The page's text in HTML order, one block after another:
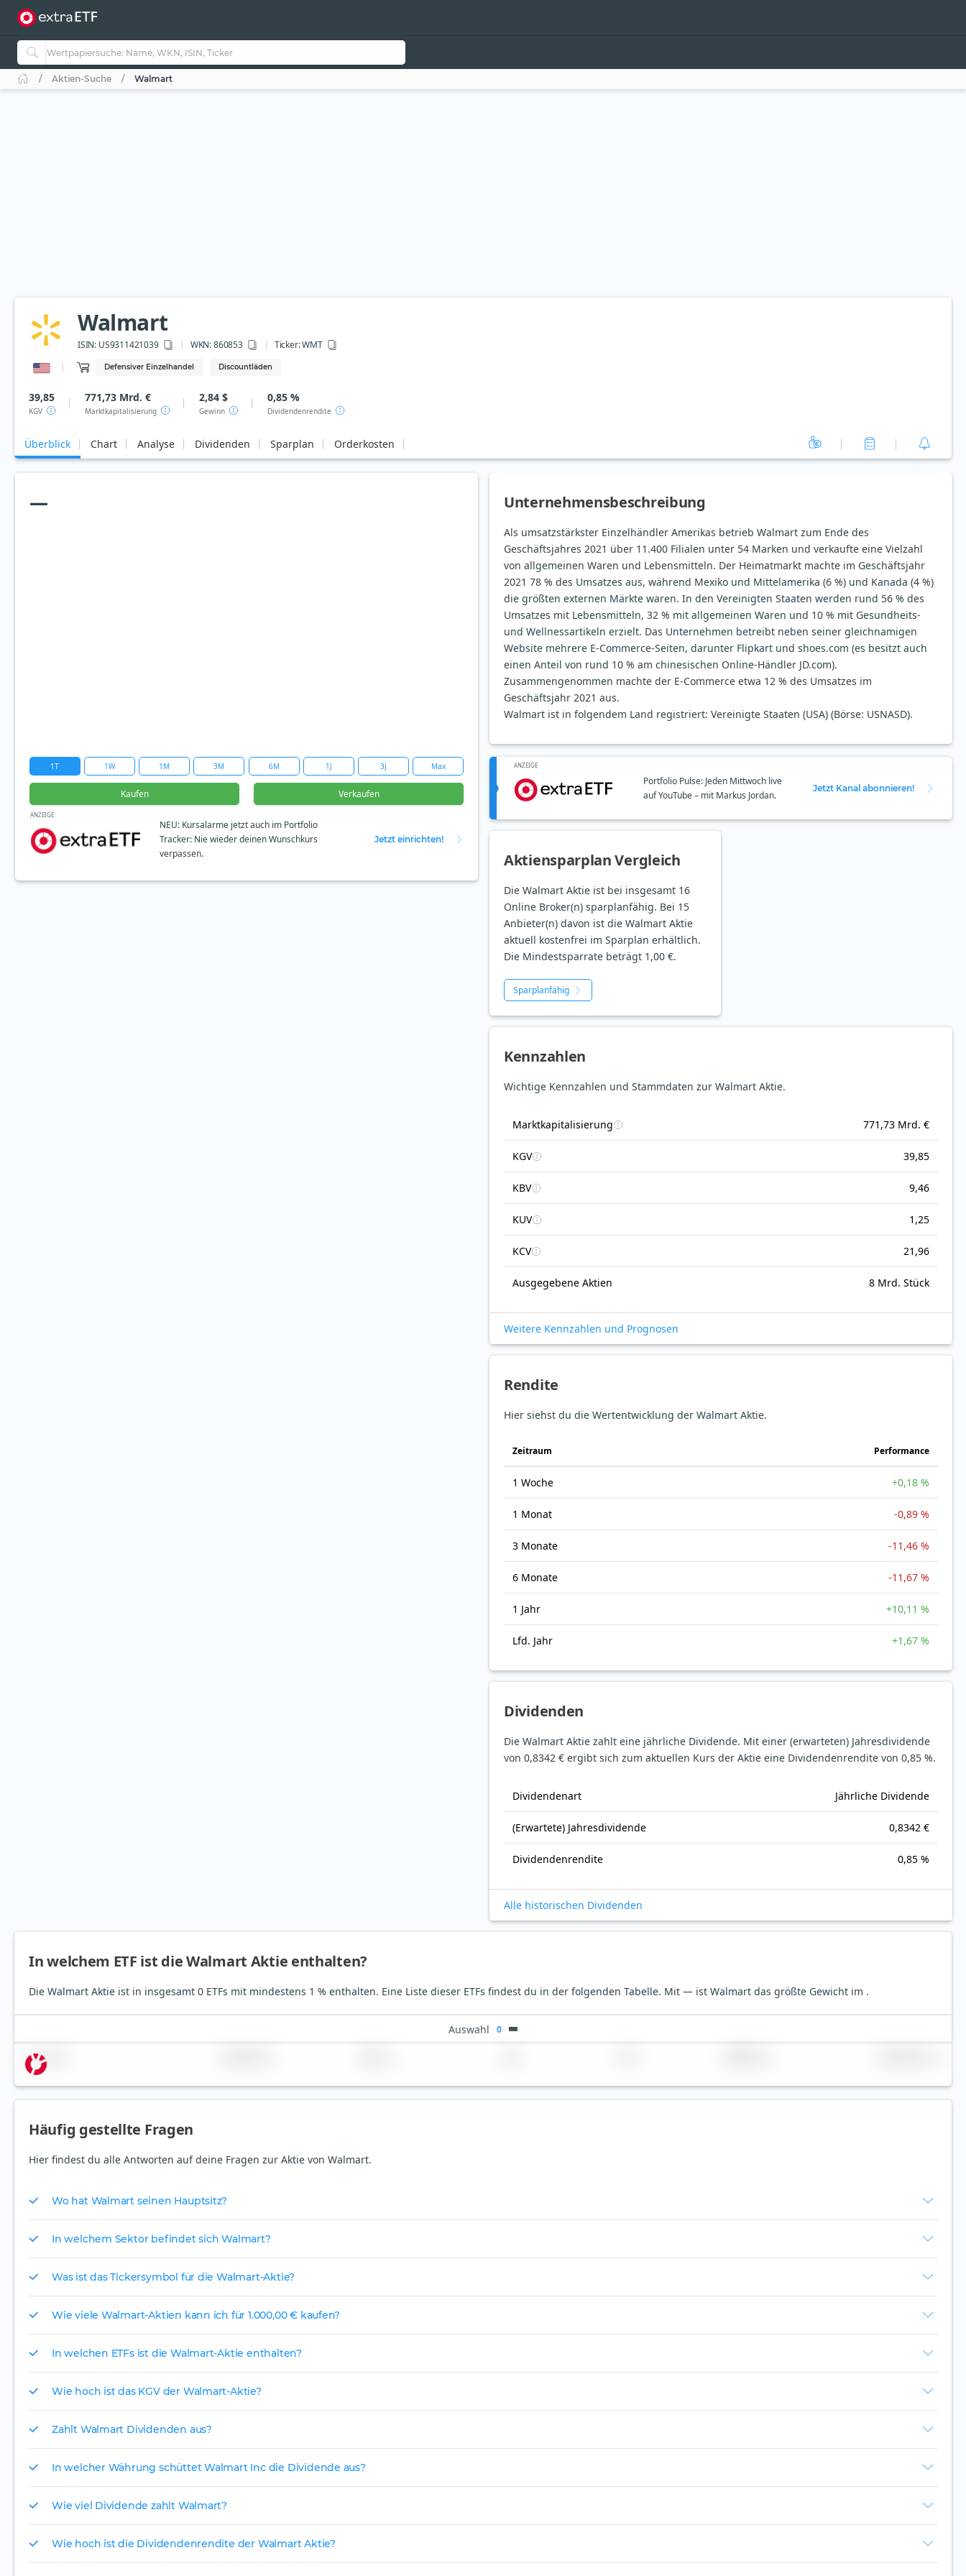
Aktien-Suche Walmart
Walmart
ISIN: US9311421039 WKN: 860853 Ticker:WMT
Defensiver Einzelhandel Discountläden
39,85
KGV
771,73 Mrd. €
Marktkapitalisierung
2,84 $
Gewinn
0,85 %
Dividendenrendite
Überblick Chart Analyse Dividenden Sparplan Orderkosten
—
1T 1W 1M 3M 6M 1J 3J Max
Kaufen Verkaufen
ANZEIGE
NEU: Kursalarme jetzt auch im Portfolio
Tracker: Nie wieder deinen Wunschkurs
verpassen.
Jetzt einrichten!
Unternehmensbeschreibung
Als umsatzstärkster Einzelhändler Amerikas betrieb Walmart zum Ende des
Geschäftsjahres 2021 über 11.400 Filialen unter 54 Marken und verkaufte eine Vielzahl
von allgemeinen Waren und Lebensmitteln. Der Heimatmarkt machte im Geschäftsjahr
2021 78 % des Umsatzes aus, während Mexiko und Mittelamerika (6 %) und Kanada (4 %)
die größten externen Märkte waren. In den Vereinigten Staaten werden rund 56 % des
Umsatzes mit Lebensmitteln, 32 % mit allgemeinen Waren und 10 % mit Gesundheits-
und Wellnessartikeln erzielt. Das Unternehmen betreibt neben seiner gleichnamigen
Website mehrere E-Commerce-Seiten, darunter Flipkart und shoes.com (es besitzt auch
einen Anteil von rund 10 % am chinesischen Online-Händler JD.com).
Zusammengenommen machte der E-Commerce etwa 12 % des Umsatzes im
Geschäftsjahr 2021 aus.
Walmart ist in folgendem Land registriert: Vereinigte Staaten (USA) (Börse: USNASD).
ANZEIGE
Portfolio Pulse: Jeden Mittwoch live
auf YouTube – mit Markus Jordan.
Jetzt Kanal abonnieren!
Aktiensparplan Vergleich
Die Walmart Aktie ist bei insgesamt 16
Online Broker(n) sparplanfähig. Bei 15
Anbieter(n) davon ist die Walmart Aktie
aktuell kostenfrei im Sparplan erhältlich.
Die Mindestsparrate beträgt 1,00 €.
Sparplanfähig
Kennzahlen
Wichtige Kennzahlen und Stammdaten zur Walmart Aktie.
Marktkapitalisierung 771,73 Mrd. €
KGV 39,85
KBV 9,46
KUV 1,25
KCV 21,96
Ausgegebene Aktien 8 Mrd. Stück
Weitere Kennzahlen und Prognosen
Rendite
Hier siehst du die Wertentwicklung der Walmart Aktie.
Zeitraum Perfor­mance
1 Woche +0,18 %
1 Monat -0,89 %
3 Monate -11,46 %
6 Monate -11,67 %
1 Jahr +10,11 %
Lfd. Jahr +1,67 %
Dividenden
Die Walmart Aktie zahlt eine jährliche Dividende. Mit einer (erwarteten) Jahresdividende
von 0,8342 € ergibt sich zum aktuellen Kurs der Aktie eine Dividendenrendite von 0,85 %.
Dividendenart Jährliche Dividende
(Erwartete) Jahresdividende 0,8342 €
Dividendenrendite 0,85 %
Alle historischen Dividenden
In welchem ETF ist die Walmart Aktie enthalten?
Die Walmart Aktie ist in insgesamt 0 ETFs mit mindestens 1 % enthalten. Eine Liste dieser ETFs findest du in der folgenden Tabelle. Mit — ist Walmart das größte Gewicht im .
Auswahl 0
Name
Häufig gestellte Fragen
Hier findest du alle Antworten auf deine Fragen zur Aktie von Walmart.
Wo hat Walmart seinen Hauptsitz?
In welchem Sektor befindet sich Walmart?
Was ist das Tickersymbol für die Walmart-Aktie?
Wie viele Walmart-Aktien kann ich für 1.000,00 € kaufen?
In welchen ETFs ist die Walmart-Aktie enthalten?
Wie hoch ist das KGV der Walmart-Aktie?
Zahlt Walmart Dividenden aus?
In welcher Währung schüttet Walmart Inc die Dividende aus?
Wie viel Dividende zahlt Walmart?
Wie hoch ist die Dividendenrendite der Walmart Aktie?